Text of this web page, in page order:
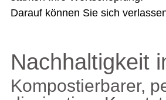
Darauf können Sie sich
Nachhaltigkeit
Kompostierbarer,